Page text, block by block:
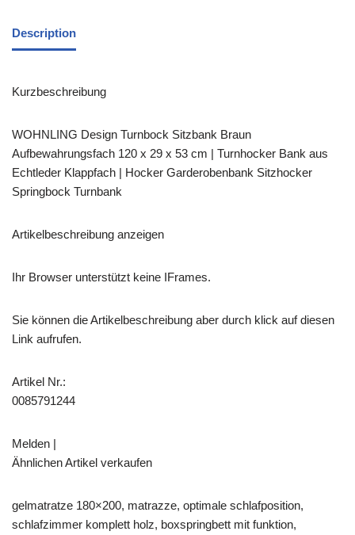
Description
Kurzbeschreibung
WOHNLING Design Turnbock Sitzbank Braun
Aufbewahrungsfach 120 x 29 x 53 cm | Turnhocker Bank aus
Echtleder Klappfach | Hocker Garderobenbank Sitzhocker
Springbock Turnbank
Artikelbeschreibung anzeigen
Ihr Browser unterstützt keine IFrames.
Sie können die Artikelbeschreibung aber durch klick auf diesen
Link aufrufen.
Artikel Nr.:
0085791244
Melden |
Ähnlichen Artikel verkaufen
gelmatratze 180×200, matrazze, optimale schlafposition,
schlafzimmer komplett holz, boxspringbett mit funktion,